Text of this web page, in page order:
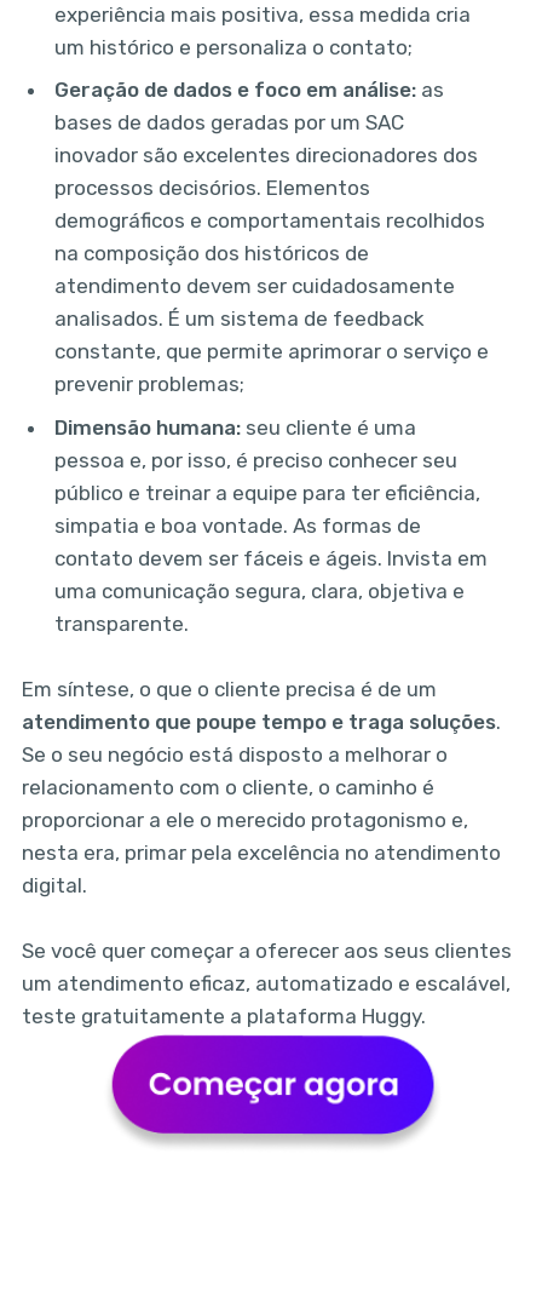
experiência mais positiva, essa medida cria
um histórico e personaliza o contato;
Geração de dados e foco em análise: as
bases de dados geradas por um SAC
inovador são excelentes direcionadores dos
processos decisórios. Elementos
demográficos e comportamentais recolhidos
na composição dos históricos de
atendimento devem ser cuidadosamente
analisados. É um sistema de feedback
constante, que permite aprimorar o serviço e
prevenir problemas;
Dimensão humana: seu cliente é uma
pessoa e, por isso, é preciso conhecer seu
público e treinar a equipe para ter eficiência,
simpatia e boa vontade. As formas de
contato devem ser fáceis e ágeis. Invista em
uma comunicação segura, clara, objetiva e
transparente.
Em síntese, o que o cliente precisa é de um
atendimento que poupe tempo e traga soluções.
Se o seu negócio está disposto a melhorar o
relacionamento com o cliente, o caminho é
proporcionar a ele o merecido protagonismo e,
nesta era, primar pela excelência no atendimento
digital.
Se você quer começar a oferecer aos seus clientes
um atendimento eficaz, automatizado e escalável,
teste gratuitamente a plataforma Huggy.